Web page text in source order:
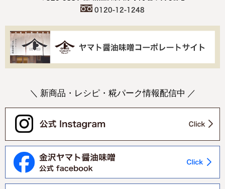
0120-12-1248
＼ 新商品・レシピ・糀パーク情報配信中 ／